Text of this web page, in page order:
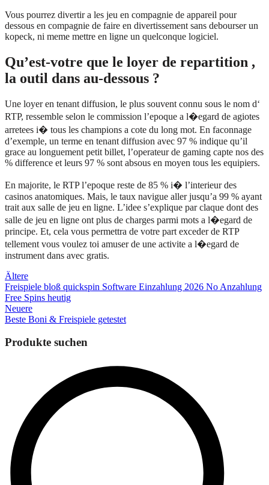
Vous pourrez divertir a les jeu en compagnie de appareil pour
dessous en compagnie de faire en divertissement sans debourser un
kopeck, ni meme mettre en ligne un quelconque logiciel.
Qu’est-votre que le loyer de repartition ,
la outil dans au-dessous ?
Une loyer en tenant diffusion, le plus souvent connu sous le nom d‘
RTP, ressemble selon le commission l’epoque a l�egard de agiotes
arretees i� tous les champions a cote du long mot. En faconnage
d’exemple, un terme en tenant diffusion avec 97 % indique qu’il
grace au longuement petit billet, l’operateur de gaming capte nos des
% difference et leurs 97 % sont absous en moyen tous les equipiers.
En majorite, le RTP l’epoque reste de 85 % i� l’interieur des
casinos anatomiques. Mais, le taux navigue aller jusqu’a 99 % ayant
trait aux salle de jeu en ligne. L’idee s’explique par claque dont des
salle de jeu en ligne ont plus de charges parmi mots a l�egard de
principe. Et, cela vous permettra de votre part exceder de RTP
tellement vous voulez toi amuser de une activite a l�egard de
instrument dans avec gratis.
Beitragsnavigation
Ältere
Freispiele bloß quickspin Software Einzahlung 2026 No Anzahlung
Free Spins heutig
Neuere
Beste Boni & Freispiele getestet
Produkte suchen